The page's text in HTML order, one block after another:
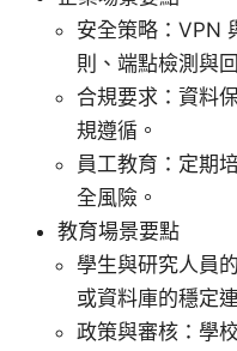
安全策略：VPN
則、端點檢測與
合規要求：資料
規遵循。
員工教育：定期
全風險。
教育場景要點
學生與研究人員
或資料庫的穩定
政策與審核：學